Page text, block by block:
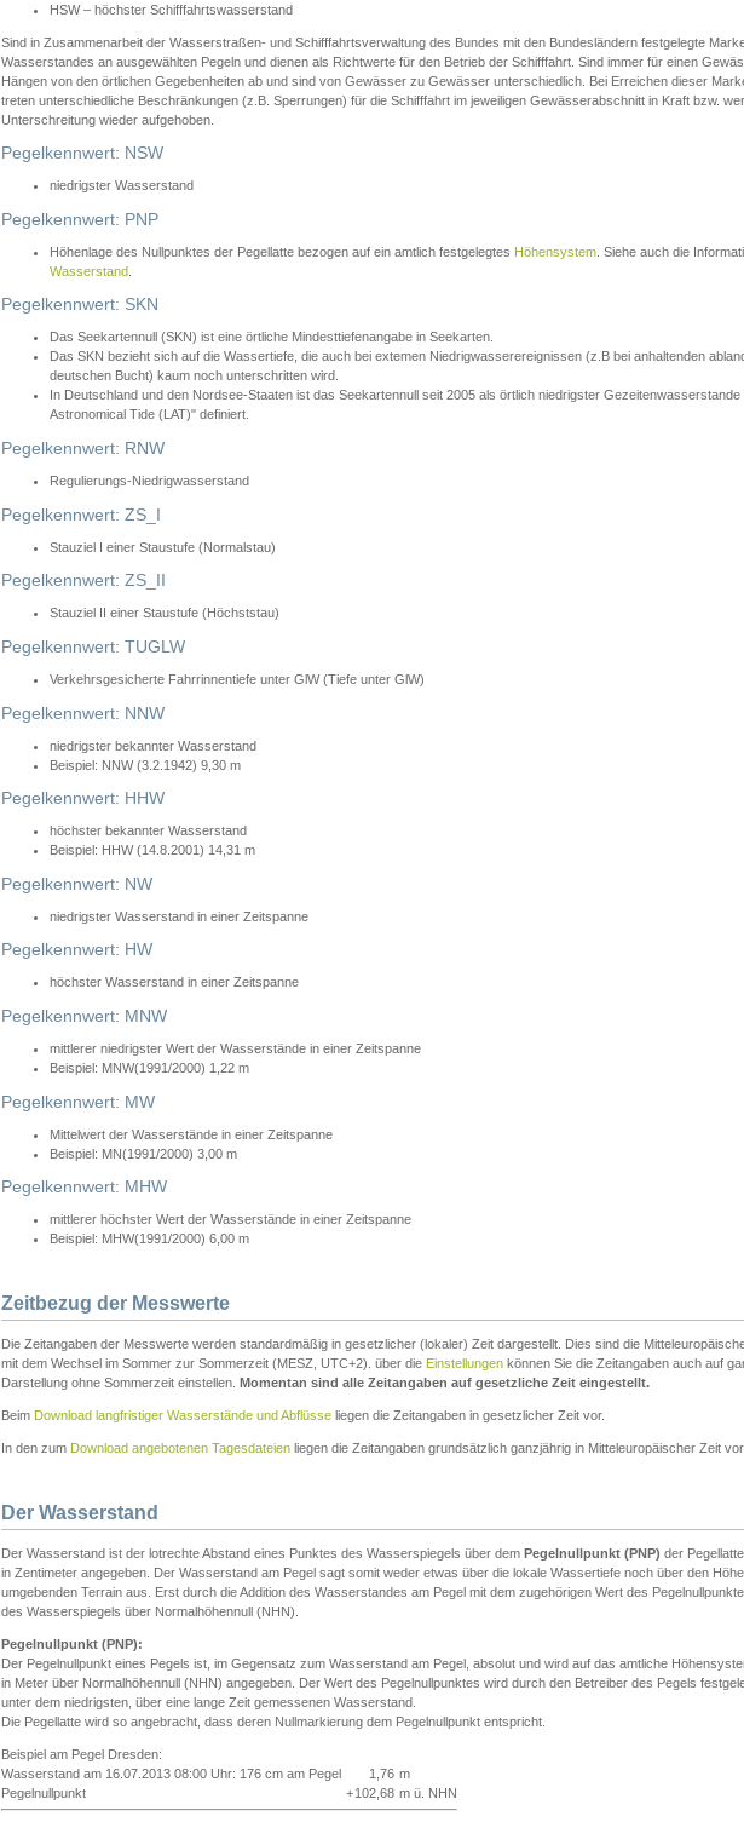
HSW – höchster Schifffahrtswasserstand
Sind in Zusammenarbeit der Wasserstraßen- und Schifffahrtsverwaltung des Bundes mit den Bundesländern festgelegte
Wasserstandes an ausgewählten Pegeln und dienen als Richtwerte für den Betrieb der Schifffahrt. Sind immer für einen
Hängen von den örtlichen Gegebenheiten ab und sind von Gewässer zu Gewässer unterschiedlich. Bei Erreichen dieser
treten unterschiedliche Beschränkungen (z.B. Sperrungen) für die Schifffahrt im jeweiligen Gewässerabschnitt in Kraft bzw.
Unterschreitung wieder aufgehoben.
Pegelkennwert: NSW
niedrigster Wasserstand
Pegelkennwert: PNP
Höhenlage des Nullpunktes der Pegellatte bezogen auf ein amtlich festgelegtes Höhensystem . Siehe auch die
Wasserstand
Pegelkennwert: SKN
Das Seekartennull (SKN) ist eine örtliche Mindesttiefenangabe in Seekarten.
Das SKN bezieht sich auf die Wassertiefe, die auch bei extemen Niedrigwasserereignissen (z.B bei anhaltenden
deutschen Bucht) kaum noch unterschritten wird.
In Deutschland und den Nordsee-Staaten ist das Seekartennull seit 2005 als örtlich niedrigster
Astronomical Tide (LAT)" definiert.
Pegelkennwert: RNW
Regulierungs-Niedrigwasserstand
Pegelkennwert: ZS_I
Stauziel I einer Staustufe (Normalstau)
Pegelkennwert: ZS_II
Stauziel II einer Staustufe (Höchststau)
Pegelkennwert: TUGLW
Verkehrsgesicherte Fahrrinnentiefe unter GlW (Tiefe unter GlW)
Pegelkennwert: NNW
niedrigster bekannter Wasserstand
Beispiel: NNW (3.2.1942) 9,30 m
Pegelkennwert: HHW
höchster bekannter Wasserstand
Beispiel: HHW (14.8.2001) 14,31 m
Pegelkennwert: NW
niedrigster Wasserstand in einer Zeitspanne
Pegelkennwert: HW
höchster Wasserstand in einer Zeitspanne
Pegelkennwert: MNW
mittlerer niedrigster Wert der Wasserstände in einer Zeitspanne
Beispiel: MNW(1991/2000) 1,22 m
Pegelkennwert: MW
Mittelwert der Wasserstände in einer Zeitspanne
Beispiel: MN(1991/2000) 3,00 m
Pegelkennwert: MHW
mittlerer höchster Wert der Wasserstände in einer Zeitspanne
Beispiel: MHW(1991/2000) 6,00 m
Zeitbezug der Messwerte
Die Zeitangaben der Messwerte werden standardmäßig in gesetzlicher (lokaler) Zeit dargestellt. Dies sind die
mit dem Wechsel im Sommer zur Sommerzeit (MESZ, UTC+2). über die Einstellungen können Sie die Zeitangaben auch auf
Darstellung ohne Sommerzeit einstellen. Momentan sind alle Zeitangaben auf gesetzliche Zeit eingestellt.
Beim Download langfristiger Wasserstände und Abflüsse liegen die Zeitangaben in gesetzlicher Zeit vor.
In den zum Download angebotenen Tagesdateien liegen die Zeitangaben grundsätzlich ganzjährig in Mitteleuropäischer Zeit vor.
Der Wasserstand
Der Wasserstand ist der lotrechte Abstand eines Punktes des Wasserspiegels über dem Pegelnullpunkt (PNP) der
in Zentimeter angegeben. Der Wasserstand am Pegel sagt somit weder etwas über die lokale Wassertiefe noch über den
umgebenden Terrain aus. Erst durch die Addition des Wasserstandes am Pegel mit dem zugehörigen Wert des
des Wasserspiegels über Normalhöhennull (NHN).
Pegelnullpunkt (PNP):
Der Pegelnullpunkt eines Pegels ist, im Gegensatz zum Wasserstand am Pegel, absolut und wird auf das amtliche
in Meter über Normalhöhennull (NHN) angegeben. Der Wert des Pegelnullpunktes wird durch den Betreiber des Pegels
unter dem niedrigsten, über eine lange Zeit gemessenen Wasserstand.
Die Pegellatte wird so angebracht, dass deren Nullmarkierung dem Pegelnullpunkt entspricht.
Beispiel am Pegel Dresden:
Wasserstand am 16.07.2013 08:00 Uhr: 176 cm am Pegel
1,76 m
Pegelnullpunkt
+102,68 m ü. NHN